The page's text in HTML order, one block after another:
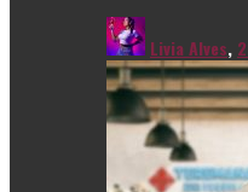
Livia Alves,